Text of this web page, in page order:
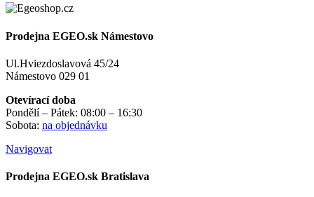
Prodejna EGEO.sk Námestovo
Ul.Hviezdoslavová 45/24
Námestovo 029 01
Otevírací doba
Pondělí – Pátek: 08:00 – 16:30
Sobota: na objednávku
Navigovat
Prodejna EGEO.sk Bratislava